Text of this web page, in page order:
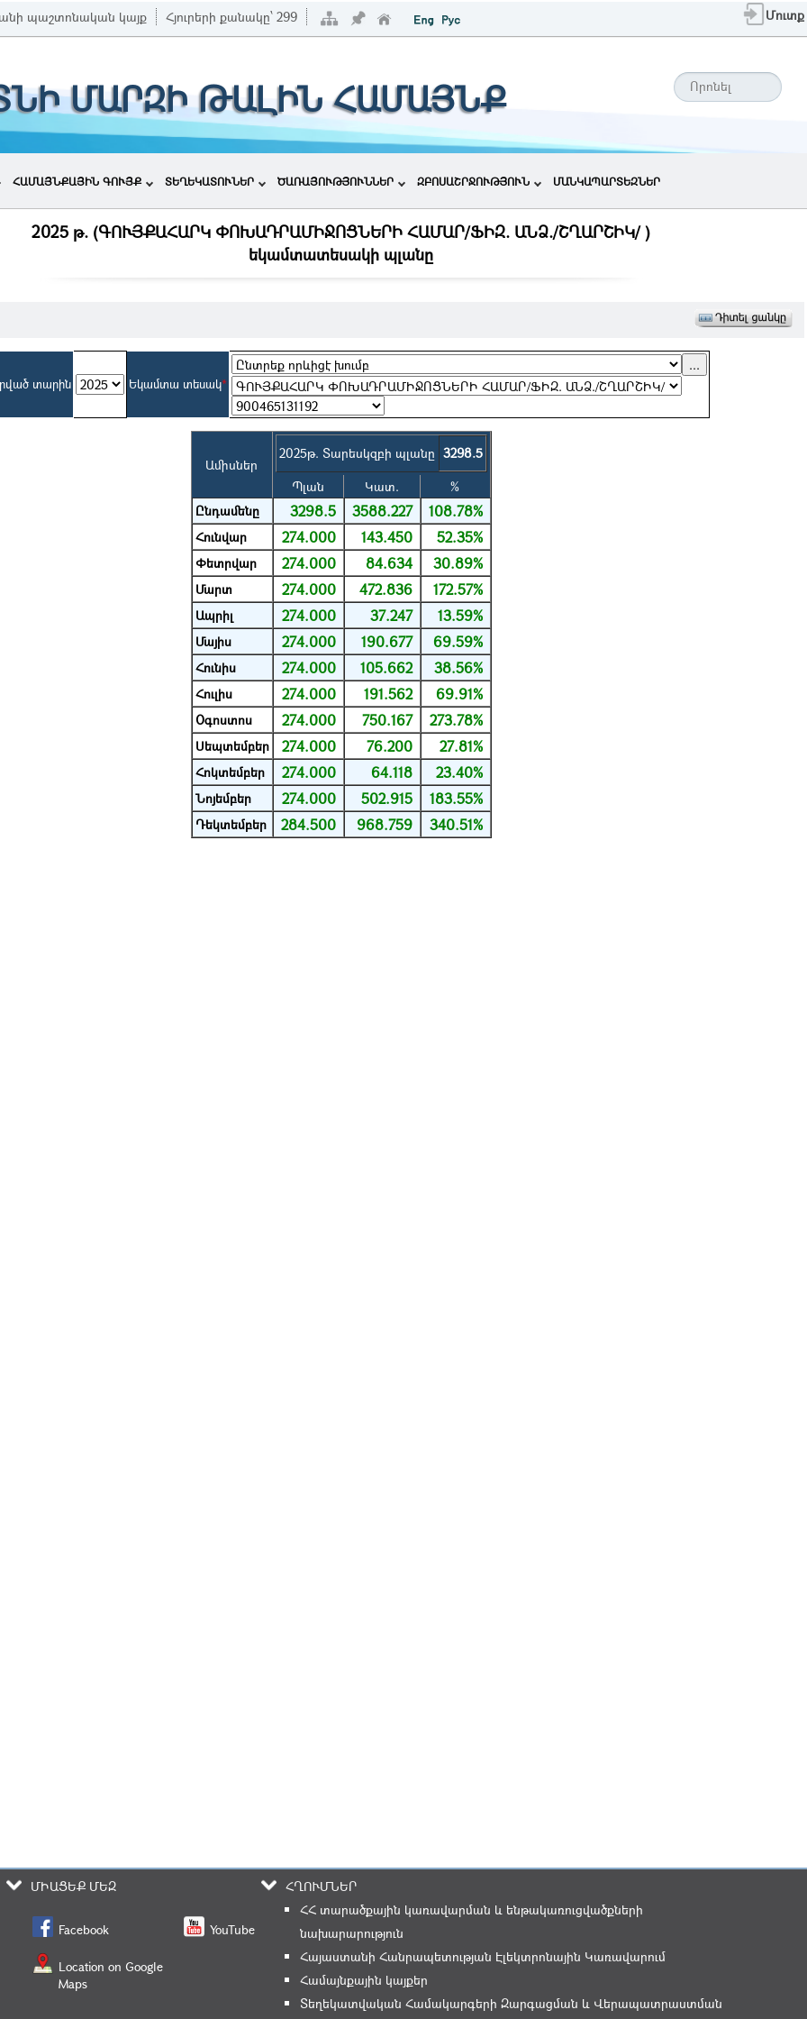
պաշտոնական կայք Հյուրերի քանակը՝ 299 Մուտք
ՄԱՐԶԻ ԹԱԼԻՆ ՀԱՄԱՅՆՔ
ՀԱՄԱՅՆՔԱՅԻՆ ԳՈՒՅՔ ՏԵՂԵԿԱՏՈՒՆԵՐ ԾԱՌԱՅՈՒԹՅՈՒՆՆԵՐ ԶԲՈՍԱՇՐՋՈՒԹՅՈՒՆ ՄԱՆԿԱՊԱՐՏԵԶՆԵՐ
2025 թ. (ԳՈՒՅՔԱՀԱՐԿ ՓՈԽԱԴՐԱՄԻՋՈՑՆԵՐԻ ՀԱՄԱՐ/ՖԻԶ. ԱՆՁ./ՇՂԱՐՇԻԿ/ )
եկամտատեսակի պլանը
տարին Եկամտա տեսակ*
Ամիսներ
2025թ. Տարեսկզբի պլանը 3298.5
Պլան
Կատ.
%
Ընդամենը
3298.5 3588.227 108.78%
Հունվար 274.000 143.450 52.35%
Փետրվար 274.000 84.634 30.89%
Մարտ 274.000 472.836 172.57%
Ապրիլ 274.000 37.247 13.59%
Մայիս 274.000 190.677 69.59%
Հունիս 274.000 105.662 38.56%
Հուլիս 274.000 191.562 69.91%
Օգոստոս 274.000 750.167 273.78%
Սեպտեմբեր 274.000 76.200 27.81%
Հոկտեմբեր 274.000 64.118 23.40%
Նոյեմբեր 274.000 502.915 183.55%
Դեկտեմբեր 284.500 968.759 340.51%
ՄԻԱՑԵՔ ՄԵԶ
ՀՂՈՒՄՆԵՐ
Facebook
Location on Google
Maps
YouTube
ՀՀ տարածքային կառավարման և ենթակառուցվածքների
նախարարություն
Հայաստանի Հանրապետության Էլեկտրոնային Կառավարում
Համայնքային կայքեր
Տեղեկատվական Համակարգերի Զարգացման և Վերապատրաստման